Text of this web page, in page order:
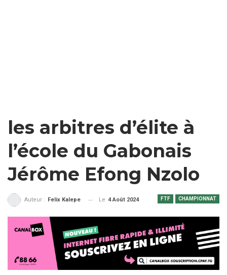
les arbitres d’élite à
l’école du Gabonais
Jérôme Efong Nzolo
FTF CHAMPIONNAT
Auteur : Felix Kalepe Le 4 Août 2024